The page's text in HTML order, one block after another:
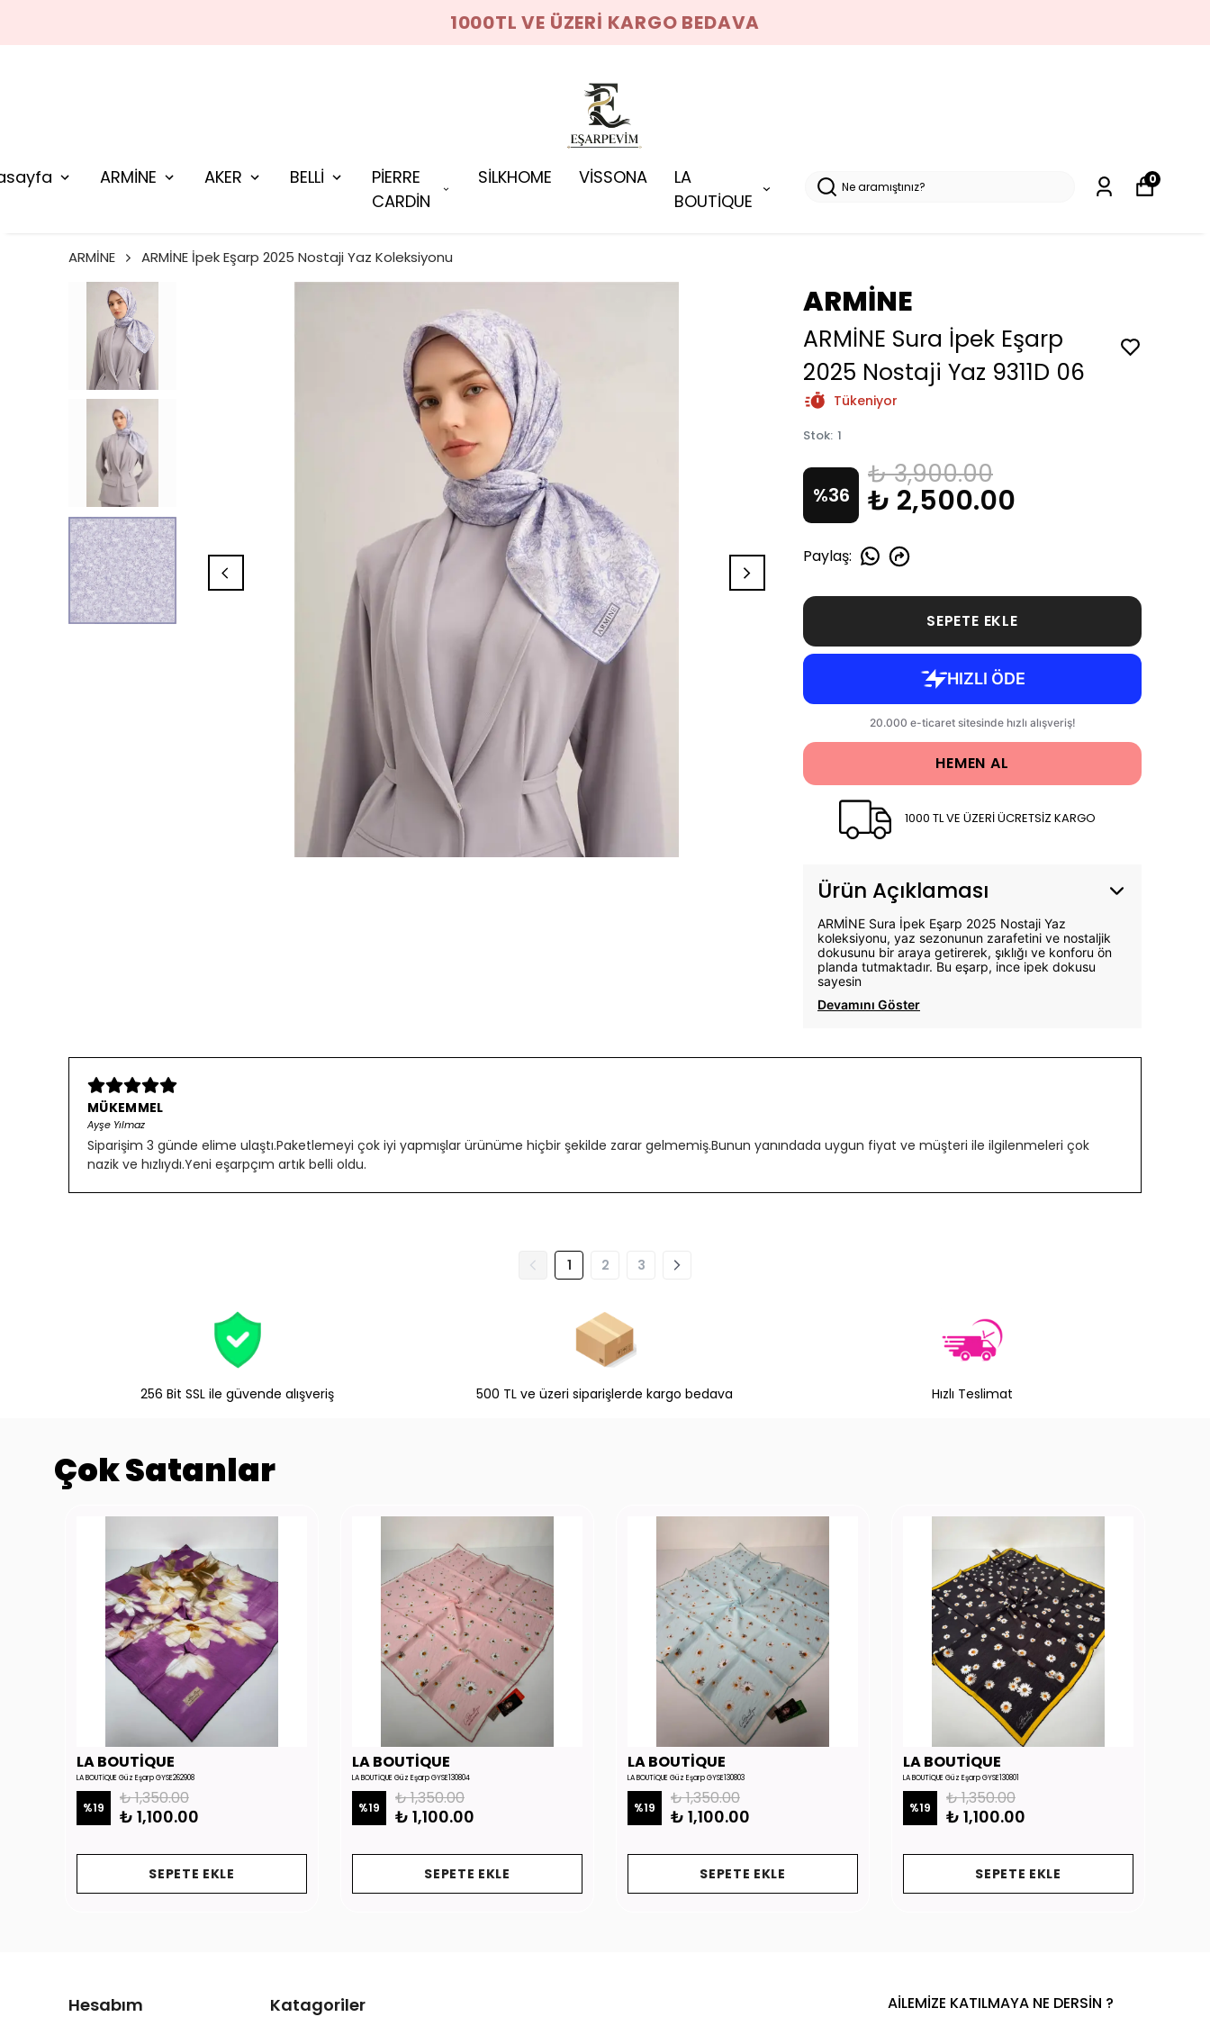
1000TL VE ÜZERİ KARGO BEDAVA
ARMİNE AKER BELLİ
PİERRE
CARDİN
SİLKHOME VİSSONA
LA
BOUTİQUE
0
ARMİNE ARMİNE İpek Eşarp 2025 Nostaji Yaz Koleksiyonu
ARMİNE
ARMİNE Sura İpek Eşarp
2025 Nostaji Yaz 9311D 06
Tükeniyor
Stok: 1
%36
₺ 3,900.00
₺ 2,500.00
Paylaş:
SEPETE EKLE
HEMEN AL
1000 TL VE ÜZERİ ÜCRETSİZ KARGO
Ürün Açıklaması
ARMİNE Sura İpek Eşarp 2025 Nostaji Yaz
koleksiyonu, yaz sezonunun zarafetini ve nostaljik
dokusunu bir araya getirerek, şıklığı ve konforu ön
planda tutmaktadır. Bu eşarp, ince ipek dokusu
sayesin
Devamını Göster
MÜKEMMEL
Ayşe Yılmaz
Siparişim 3 günde elime ulaştı.Paketlemeyi çok iyi yapmışlar ürünüme hiçbir şekilde zarar gelmemiş.Bunun yanındada uygun fiyat ve müşteri ile ilgilenmeleri çok
nazik ve hızlıydı.Yeni eşarpçım artık belli oldu.
1 2 3
256 Bit SSL ile güvende alışveriş 500 TL ve üzeri siparişlerde kargo bedava Hızlı Teslimat
Çok Satanlar
LA BOUTİQUE
LA BOUTİQUE Güz Eşarp GYSE262908
%19 ₺ 1,350.00
₺ 1,100.00
SEPETE EKLE
LA BOUTİQUE
LA BOUTİQUE Güz Eşarp GYSE130804
%19 ₺ 1,350.00
₺ 1,100.00
SEPETE EKLE
LA BOUTİQUE
LA BOUTİQUE Güz Eşarp GYSE130803
%19 ₺ 1,350.00
₺ 1,100.00
SEPETE EKLE
LA BOUTİQUE
LA BOUTİQUE Güz Eşarp GYSE130801
%19 ₺ 1,350.00
₺ 1,100.00
SEPETE EKLE
Hesabım Katagoriler AİLEMİZE KATILMAYA NE DERSİN ?